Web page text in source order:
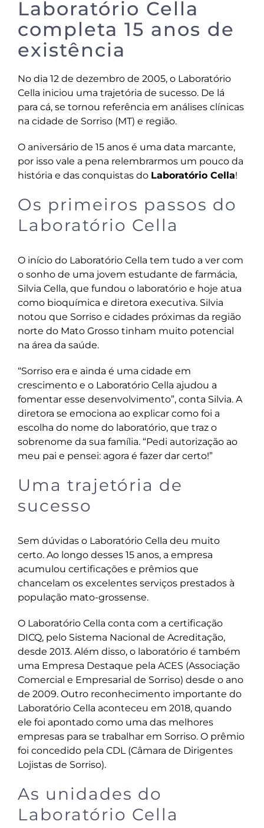
Laboratório Cella
completa 15 anos de
existência
No dia 12 de dezembro de 2005, o Laboratório
Cella iniciou uma trajetória de sucesso. De lá
para cá, se tornou referência em análises clínicas
na cidade de Sorriso (MT) e região.
O aniversário de 15 anos é uma data marcante,
por isso vale a pena relembrarmos um pouco da
história e das conquistas do Laboratório Cella!
Os primeiros passos do
Laboratório Cella
O início do Laboratório Cella tem tudo a ver com
o sonho de uma jovem estudante de farmácia,
Silvia Cella, que fundou o laboratório e hoje atua
como bioquímica e diretora executiva. Silvia
notou que Sorriso e cidades próximas da região
norte do Mato Grosso tinham muito potencial
na área da saúde.
“Sorriso era e ainda é uma cidade em
crescimento e o Laboratório Cella ajudou a
fomentar esse desenvolvimento”, conta Silvia. A
diretora se emociona ao explicar como foi a
escolha do nome do laboratório, que traz o
sobrenome da sua família. “Pedi autorização ao
meu pai e pensei: agora é fazer dar certo!”
Uma trajetória de
sucesso
Sem dúvidas o Laboratório Cella deu muito
certo. Ao longo desses 15 anos, a empresa
acumulou certificações e prêmios que
chancelam os excelentes serviços prestados à
população mato-grossense.
O Laboratório Cella conta com a certificação
DICQ, pelo Sistema Nacional de Acreditação,
desde 2013. Além disso, o laboratório é também
uma Empresa Destaque pela ACES (Associação
Comercial e Empresarial de Sorriso) desde o ano
de 2009. Outro reconhecimento importante do
Laboratório Cella aconteceu em 2018, quando
ele foi apontado como uma das melhores
empresas para se trabalhar em Sorriso. O prêmio
foi concedido pela CDL (Câmara de Dirigentes
Lojistas de Sorriso).
As unidades do
Laboratório Cella